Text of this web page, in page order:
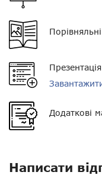
Кількість каналів
Розмір
Вага
Гарантія
Презентація
Додаткові
Написати